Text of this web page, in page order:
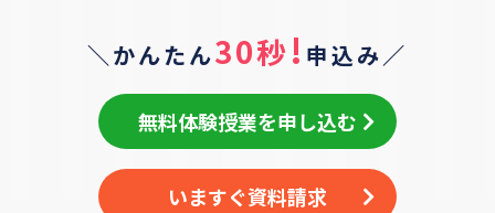
＼かんたん30秒! 申込み／
無料体験授業を申し込む
いますぐ資料請求